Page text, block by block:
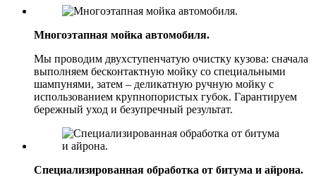
Многоэтапная мойка автомобиля.
Мы проводим двухступенчатую очистку кузова: сначала
выполняем бесконтактную мойку со специальными
шампунями, затем – деликатную ручную мойку с
использованием крупнопористых губок. Гарантируем
бережный уход и безупречный результат.
Специализированная обработка от битума и айрона.